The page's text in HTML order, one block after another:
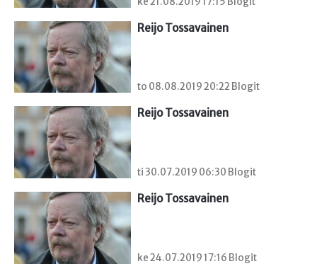
Reijo Tossavainen
to 08.08.2019 20:22 Blogit
Reijo Tossavainen
ti 30.07.2019 06:30 Blogit
Reijo Tossavainen
ke 24.07.2019 17:16 Blogit